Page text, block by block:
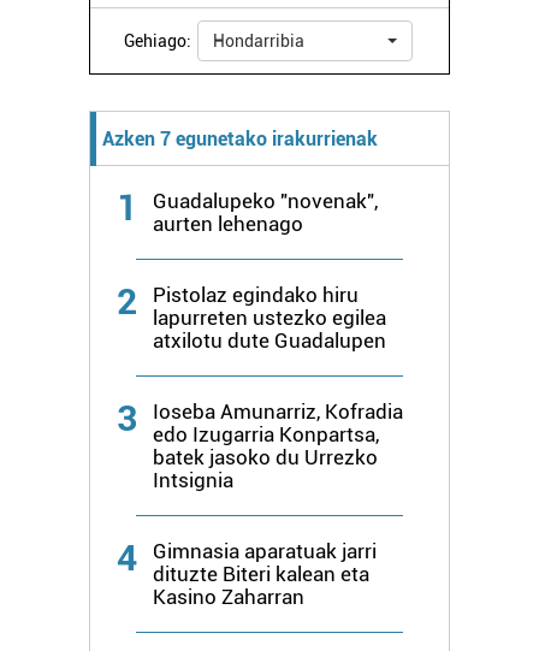
Gehiago: Hondarribia
Azken 7 egunetako irakurrienak
1
Guadalupeko "novenak",
aurten lehenago
2
Pistolaz egindako hiru
lapurreten ustezko egilea
atxilotu dute Guadalupen
3
Ioseba Amunarriz, Kofradia
edo Izugarria Konpartsa,
batek jasoko du Urrezko
Intsignia
4
Gimnasia aparatuak jarri
dituzte Biteri kalean eta
Kasino Zaharran